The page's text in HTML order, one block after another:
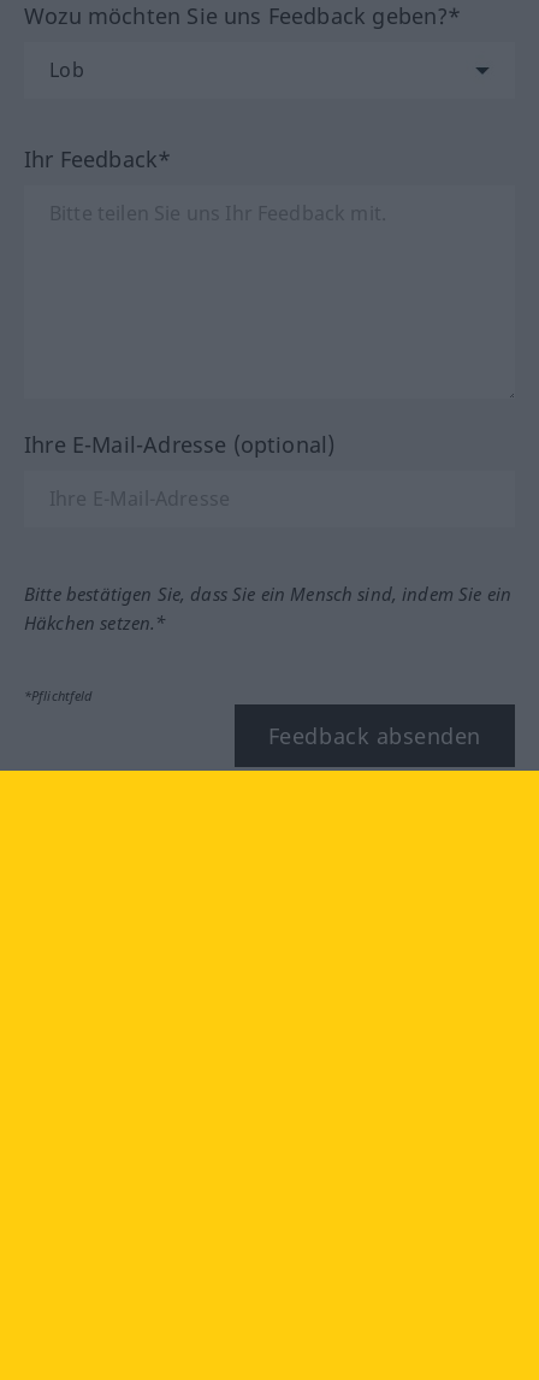
Wozu möchten Sie uns Feedback geben?*
Ihr Feedback*
Ihre E-Mail-Adresse (optional)
Bitte bestätigen Sie, dass Sie ein Mensch sind, indem Sie ein
Häkchen setzen.*
*Pflichtfeld
Feedback absenden